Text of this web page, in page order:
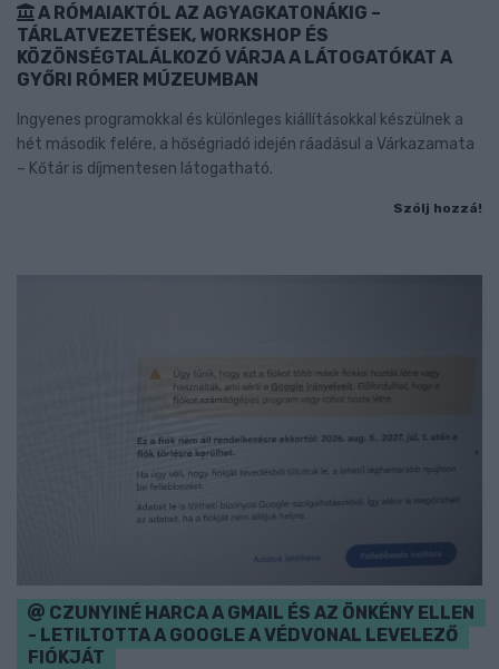
A RÓMAIAKTÓL AZ AGYAGKATONÁKIG –
TÁRLATVEZETÉSEK, WORKSHOP ÉS
KÖZÖNSÉGTALÁLKOZÓ VÁRJA A LÁTOGATÓKAT A
GYŐRI RÓMER MÚZEUMBAN
Ingyenes programokkal és különleges kiállításokkal készülnek a
hét második felére, a hőségriadó idején ráadásul a Várkazamata
– Kőtár is díjmentesen látogatható.
Szólj hozzá!
CZUNYINÉ HARCA A GMAIL ÉS AZ ÖNKÉNY ELLEN
- LETILTOTTA A GOOGLE A VÉDVONAL LEVELEZŐ
FIÓKJÁT